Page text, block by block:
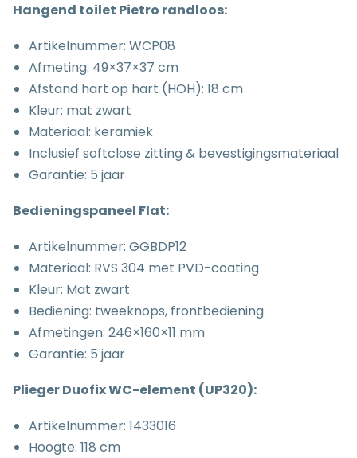
Hangend toilet Pietro randloos:
Artikelnummer: WCP08
Afmeting: 49×37×37 cm
Afstand hart op hart (HOH): 18 cm
Kleur: mat zwart
Materiaal: keramiek
Inclusief softclose zitting & bevestigingsmateriaal
Garantie: 5 jaar
Bedieningspaneel Flat:
Artikelnummer: GGBDP12
Materiaal: RVS 304 met PVD-coating
Kleur: Mat zwart
Bediening: tweeknops, frontbediening
Afmetingen: 246×160×11 mm
Garantie: 5 jaar
Plieger Duofix WC-element (UP320):
Artikelnummer: 1433016
Hoogte: 118 cm